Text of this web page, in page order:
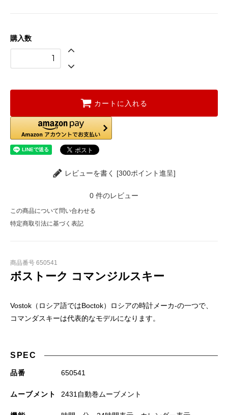
購入数
カートに入れる
レビューを書く [300ポイント進呈]
0 件のレビュー
この商品について問い合わせる
特定商取引法に基づく表記
商品番号 650541
ボストーク コマンジルスキー
Vostok（ロシア語ではBoctok）ロシアの時計メーカ-の一つで、
コマンダスキーは代表的なモデルになります。
SPEC
品番 650541
ムーブメント 2431自動巻ムーブメント